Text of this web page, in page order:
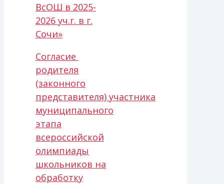
ВсОШ в 2025-
2026 уч.г. в г.
Сочи»
Согласие
родителя
(законного
представителя) участника
муниципального
этапа
всероссийской
олимпиады
школьников на
обработку